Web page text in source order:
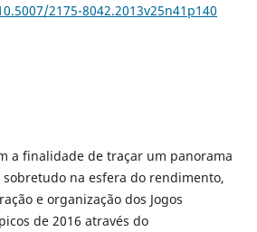
2175-8042.2013v25n41p140
a finalidade de traçar um panorama
na esfera do rendimento,
e organização dos Jogos
de 2016 através do